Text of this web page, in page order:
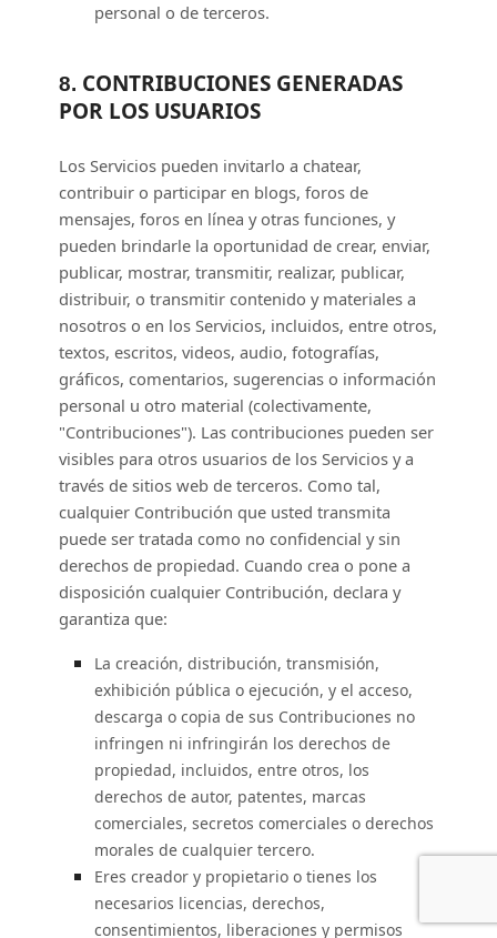
personal o de terceros.
8. CONTRIBUCIONES GENERADAS
POR LOS USUARIOS
Los Servicios pueden invitarlo a chatear,
contribuir o participar en blogs, foros de
mensajes, foros en línea y otras funciones, y
pueden brindarle la oportunidad de crear, enviar,
publicar, mostrar, transmitir, realizar, publicar,
distribuir, o transmitir contenido y materiales a
nosotros o en los Servicios, incluidos, entre otros,
textos, escritos, videos, audio, fotografías,
gráficos, comentarios, sugerencias o información
personal u otro material (colectivamente,
"Contribuciones"). Las contribuciones pueden ser
visibles para otros usuarios de los Servicios y a
través de sitios web de terceros. Como tal,
cualquier Contribución que usted transmita
puede ser tratada como no confidencial y sin
derechos de propiedad. Cuando crea o pone a
disposición cualquier Contribución, declara y
garantiza que:
La creación, distribución, transmisión,
exhibición pública o ejecución, y el acceso,
descarga o copia de sus Contribuciones no
infringen ni infringirán los derechos de
propiedad, incluidos, entre otros, los
derechos de autor, patentes, marcas
comerciales, secretos comerciales o derechos
morales de cualquier tercero.
Eres creador y propietario o tienes los
necesarios licencias, derechos,
consentimientos, liberaciones y permisos